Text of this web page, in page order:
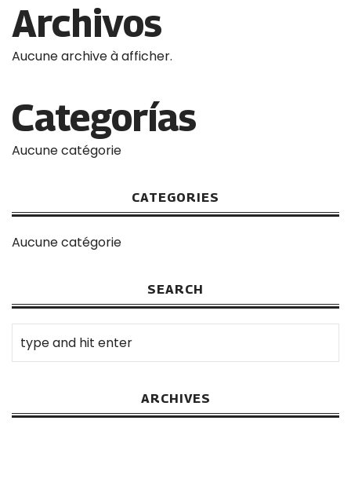
Archivos
Aucune archive à afficher.
Categorías
Aucune catégorie
CATEGORIES
Aucune catégorie
SEARCH
ARCHIVES